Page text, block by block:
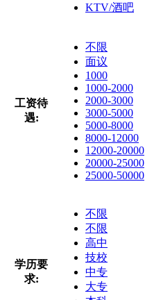
KTV/酒吧
工资待
遇:
不限
面议
1000
1000-2000
2000-3000
3000-5000
5000-8000
8000-12000
12000-20000
20000-25000
25000-50000
学历要
求:
不限
不限
高中
技校
中专
大专